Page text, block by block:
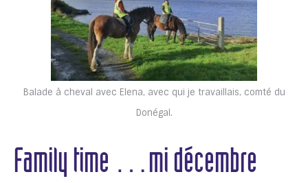
Balade à cheval avec Elena, avec qui je travaillais, comté du
Donégal.
Family time …mi décembre